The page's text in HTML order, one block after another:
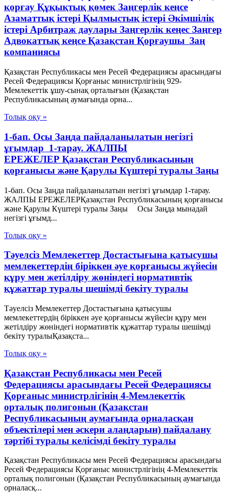
қорғау Құқықтық қөмек Заңгерлік кеңсе
Азаматтық істері Қылмыстық істері Әкімшілік
істері Арбитраж даулары Заңгерлік кеңес Заңгер
Адвокаттық кеңсе Қазақстан Қорғаушы Заң
компаниясы
Қазақстан Республикасы мен Ресей Федерациясы арасындағы
Ресей Федерациясы Қорғаныс министрлігінің 929-
Мемлекеттік ұшу-сынақ орталығын (Қазақстан
Республикасының аумағында орна...
Толық оқу »
1-бап. Осы Заңда пайдаланылатын негізгі
ұғымдар 1-тарау. ЖАЛПЫ
ЕРЕЖЕЛЕР Қазақстан Республикасының
қорғанысы және Қарулы Күштері туралы Заңы
1-бап. Осы Заңда пайдаланылатын негізгі ұғымдар 1-тарау.
ЖАЛПЫ ЕРЕЖЕЛЕРҚазақстан Республикасының қорғанысы
және Қарулы Күштері туралы Заңы Осы Заңда мынадай
негізгі ұғымд...
Толық оқу »
Тәуелсіз Мемлекеттер Достастығына қатысушы
мемлекеттердің біріккен әуе қорғанысы жүйесін
құру мен жетілдіру жөніндегі нормативтік
құжаттар туралы шешімді бекіту туралы
Тәуелсіз Мемлекеттер Достастығына қатысушы
мемлекеттердің біріккен әуе қорғанысы жүйесін құру мен
жетілдіру жөніндегі нормативтік құжаттар туралы шешімді
бекіту туралыҚазақста...
Толық оқу »
Қазақстан Республикасы мен Ресей
Федерациясы арасындағы Ресей Федерациясы
Қорғаныс министрлігінің 4-Мемлекеттік
орталық полигонын (Қазақстан
Республикасының аумағында орналасқан
объектілері мен әскери алаңдарын) пайдалану
тәртібі туралы келісімді бекіту туралы
Қазақстан Республикасы мен Ресей Федерациясы арасындағы
Ресей Федерациясы Қорғаныс министрлігінің 4-Мемлекеттік
орталық полигонын (Қазақстан Республикасының аумағында
орналасқ...